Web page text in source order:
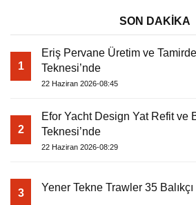
SON DAKİKA
1
Eriş Pervane Üretim ve Tamirde
Teknesi’nde
22 Haziran 2026-08:45
2
Efor Yacht Design Yat Refit ve
Teknesi’nde
22 Haziran 2026-08:29
3 Yener Tekne Trawler 35